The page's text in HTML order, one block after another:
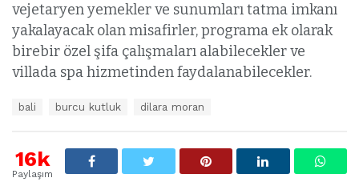
vejetaryen yemekler ve sunumları tatma imkanı
yakalayacak olan misafirler, programa ek olarak
birebir özel şifa çalışmaları alabilecekler ve
villada spa hizmetinden faydalanabilecekler.
t
bali burcu kutluk dilara moran
16k
Paylaşım